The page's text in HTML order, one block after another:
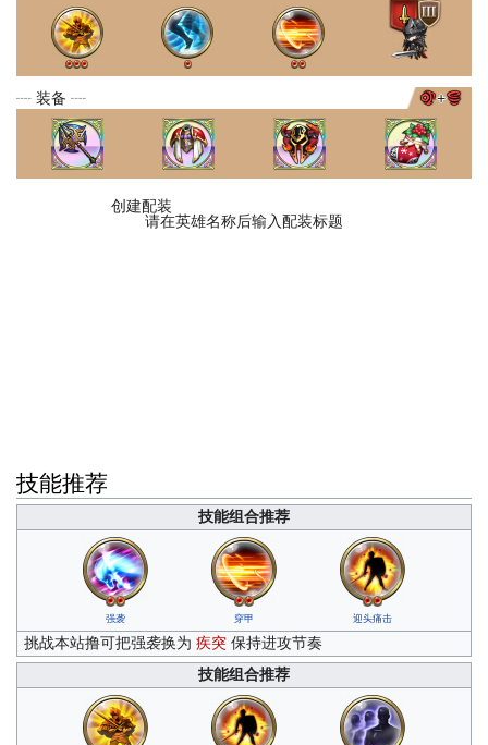
┈ 装备 ┈ +
创建配装
请在英雄名称后输入配装标题
技能推荐
技能组合推荐
强袭 穿甲 迎头痛击
挑战本站撸可把强袭换为 疾突保持进攻节奏
技能组合推荐